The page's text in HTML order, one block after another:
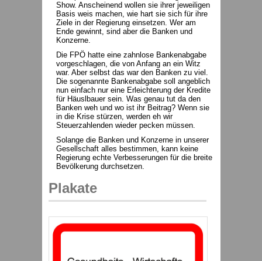
Show. Anscheinend wollen sie ihrer jeweiligen
Basis weis machen, wie hart sie sich für ihre
Ziele in der Regierung einsetzen. Wer am
Ende gewinnt, sind aber die Banken und
Konzerne.
Die FPÖ hatte eine zahnlose Bankenabgabe
vorgeschlagen, die von Anfang an ein Witz
war. Aber selbst das war den Banken zu viel.
Die sogenannte Bankenabgabe soll angeblich
nun einfach nur eine Erleichterung der Kredite
für Häuslbauer sein. Was genau tut da den
Banken weh und wo ist ihr Beitrag? Wenn sie
in die Krise stürzen, werden eh wir
Steuerzahlenden wieder pecken müssen.
Solange die Banken und Konzerne in unserer
Gesellschaft alles bestimmen, kann keine
Regierung echte Verbesserungen für die breite
Bevölkerung durchsetzen.
Plakate